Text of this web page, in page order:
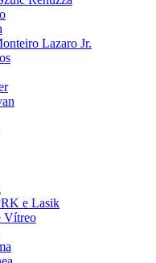
Lazaro Jr.
e Lasik
Vítreo